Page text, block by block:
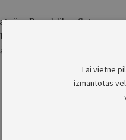
Republikas
maijā no plkst. 15.00 līdz
biedre Zanda Kalniņa-
Lai vietne
izmantotas